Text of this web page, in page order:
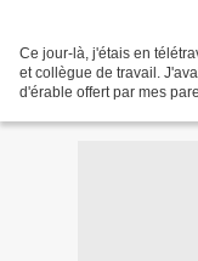
Ce jour-là, j'étais en
et collègue de travail.
d'érable offert par mes